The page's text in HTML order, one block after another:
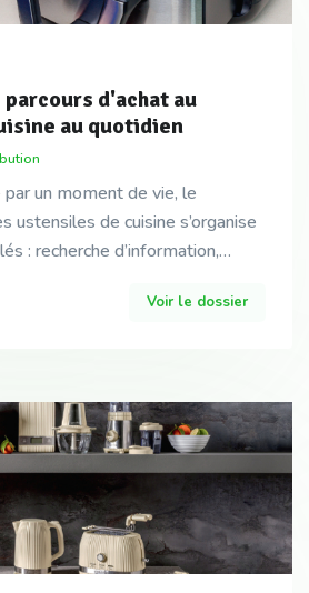
d'achat au
au quotidien
un moment de vie, le
ustensiles de cuisine s’organise
: recherche d’information,
Voir le dossier